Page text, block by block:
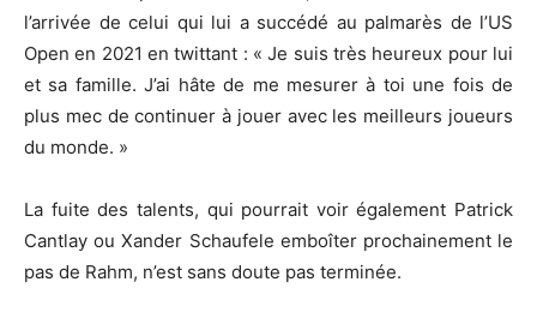
l’arrivée de celui qui lui a succédé au palmarès de l’US
Open en 2021 en twittant : « Je suis très heureux pour lui
et sa famille. J’ai hâte de me mesurer à toi une fois de
plus mec de continuer à jouer avec les meilleurs joueurs
du monde. »
La fuite des talents, qui pourrait voir également Patrick
Cantlay ou Xander Schaufele emboîter prochainement le
pas de Rahm, n’est sans doute pas terminée.